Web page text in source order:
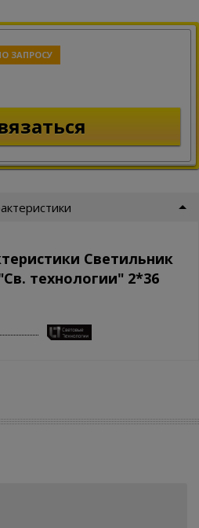
ЗАПРОСУ
Светильник
технологии" 2*36